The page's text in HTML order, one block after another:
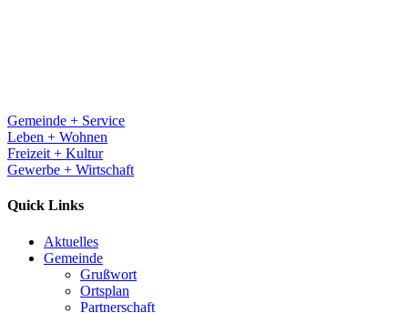
Gemeinde + Service
Leben + Wohnen
Freizeit + Kultur
Gewerbe + Wirtschaft
Quick Links
Aktuelles
Gemeinde
Grußwort
Ortsplan
Partnerschaft